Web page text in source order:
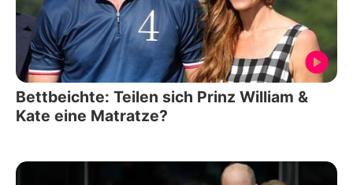
Bettbeichte: Teilen sich Prinz William &
Kate eine Matratze?